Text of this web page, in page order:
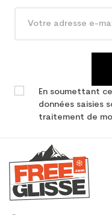
En soumettant
données saisies
traitement de